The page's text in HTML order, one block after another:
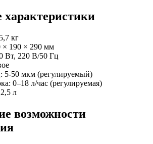
характеристики
кг
× 190 × 290 мм
Вт, 220 В/50 Гц
5-50 мкм (регулируемый)
0–18 л/час (регулируемая)
л
возможности